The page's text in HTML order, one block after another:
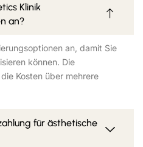
Klinik
an?
an, damit Sie
können. Die
Kosten über mehrere
für ästhetische